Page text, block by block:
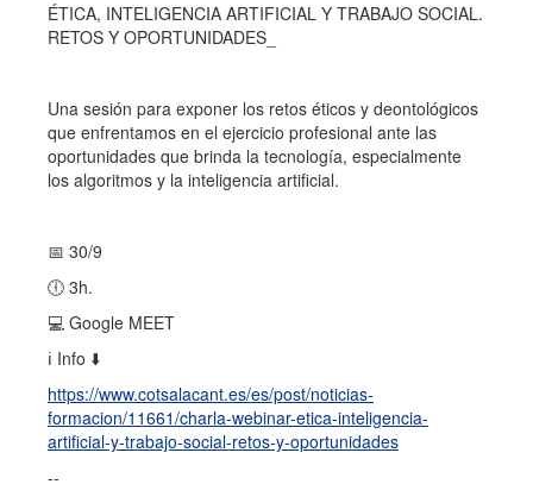
ÉTICA, INTELIGENCIA ARTIFICIAL Y TRABAJO SOCIAL.
RETOS Y OPORTUNIDADES_
Una sesión para exponer los retos éticos y deontológicos
que enfrentamos en el ejercicio profesional ante las
oportunidades que brinda la tecnología, especialmente
los algoritmos y la inteligencia artificial.
📅 30/9
🕕 3h.
💻 Google MEET
ℹ️ Info ⬇️
https://www.cotsalacant.es/es/post/noticias-
formacion/11661/charla-webinar-etica-inteligencia-
artificial-y-trabajo-social-retos-y-oportunidades
--